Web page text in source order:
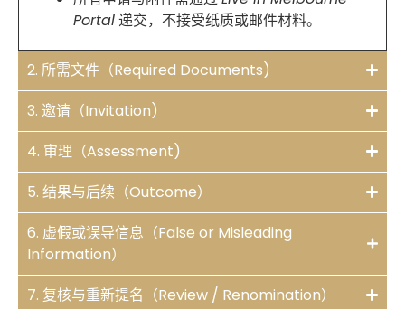
Portal递交，不接受纸质或邮件材料。
2. 所需文件（Required Documents)
3. 邀请（Invitation)
4. 审理（Assessment)
5. 结果与后续（Outcome）
6. 虚假或误导信息（False or Misleading
Information）
7. 复核与重新提名（Review / Renomination）